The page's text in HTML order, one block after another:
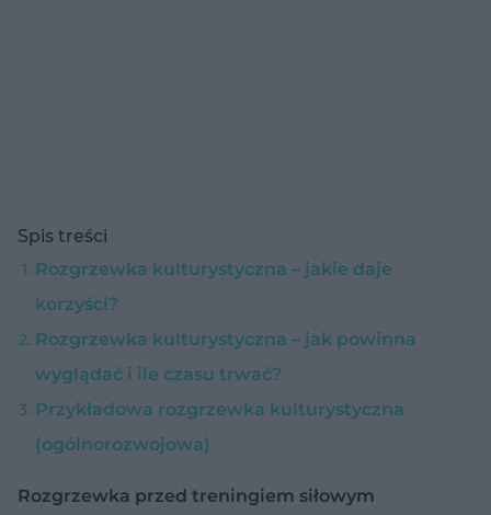
Spis treści
Rozgrzewka kulturystyczna – jakie daje
korzyści?
Rozgrzewka kulturystyczna – jak powinna
wyglądać i ile czasu trwać?
Przykładowa rozgrzewka kulturystyczna
(ogólnorozwojowa)
Rozgrzewka przed treningiem siłowym